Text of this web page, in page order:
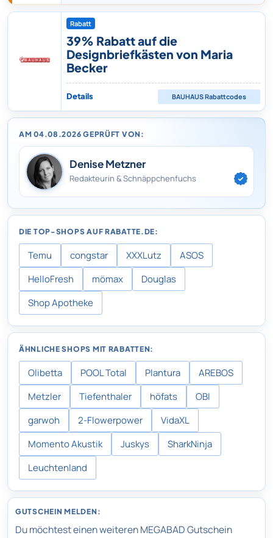
AM 04.08.2026 GEPRÜFT VON:
Denise Metzner
Redakteurin & Schnäppchenfuchs
DIE TOP-SHOPS AUF RABATTE.DE:
Temu congstar XXXLutz
ASOS
HelloFresh
mömax
Douglas
Shop Apotheke
ÄHNLICHE SHOPS MIT RABATTEN:
Olibetta POOL Total Plantura
AREBOS
Metzler
Tiefenthaler höfats
OBI
garwoh
2-Flowerpower
VidaXL
Momento Akustik
Juskys
SharkNinja
Leuchtenland
GUTSCHEIN MELDEN:
Du möchtest einen weiteren MEGABAD Gutschein
Rabatt
39% Rabatt auf die
Designbriefkästen von Maria
Becker
Details BAUHAUSRabattcodes